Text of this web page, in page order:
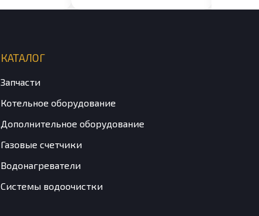
КАТАЛОГ
Запчасти
Котельное оборудование
Дополнительное оборудование
Газовые счетчики
Водонагреватели
Системы водоочистки